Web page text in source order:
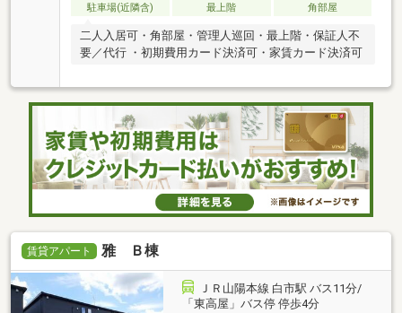
駐車場(近隣含)
最上階 角部屋
二人入居可・角部屋・管理人巡回・最上階・保証人不
要／代行 ・初期費用カード決済可・家賃カード決済可
賃貸アパート 雅 Ｂ棟
ＪＲ山陽本線 白市駅 バス11分/
「東高屋」バス停 停歩4分